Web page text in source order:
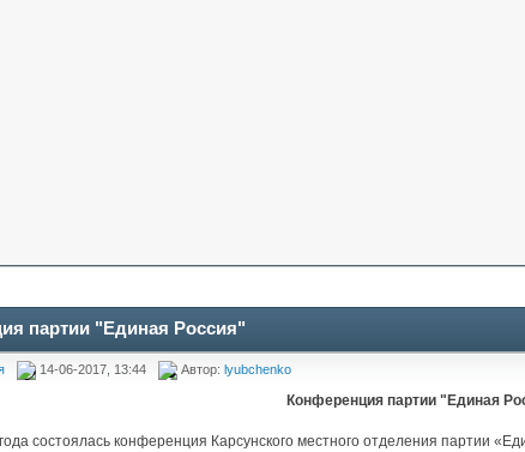
партии "Единая Россия"
14-06-2017, 13:44 Автор: lyubchenko
Конференция партии "Единая
состоялась конференция Карсунского местного отделения партии